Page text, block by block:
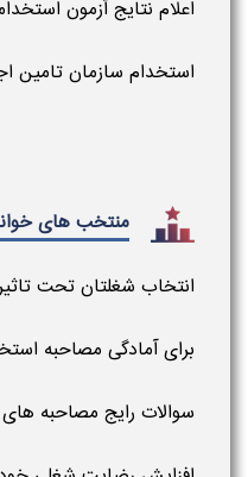
اعلام نتایج آزمون
استخدام سازمان تامین
منتخب های
انتخاب شغلتان تحت
برای آمادگی مصاحبه
سوالات رایج مصاحبه